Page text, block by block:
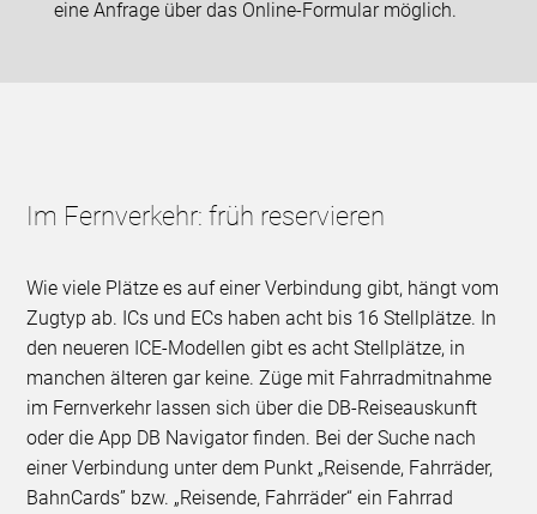
eine Anfrage über das Online-Formular möglich.
Im Fernverkehr: früh reservieren
Wie viele Plätze es auf einer Verbindung gibt, hängt vom
Zugtyp ab. ICs und ECs haben acht bis 16 Stellplätze. In
den neueren ICE-Modellen gibt es acht Stellplätze, in
manchen älteren gar keine. Züge mit Fahrradmitnahme
im Fernverkehr lassen sich über die DB-Reiseauskunft
oder die App DB Navigator finden. Bei der Suche nach
einer Verbindung unter dem Punkt „Reisende, Fahrräder,
BahnCards” bzw. „Reisende, Fahrräder“ ein Fahrrad